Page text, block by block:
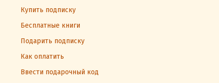
Купить подписку
Бесплатные книги
Подарить подписку
Как оплатить
Ввести подарочный код